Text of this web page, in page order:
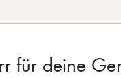
für deine